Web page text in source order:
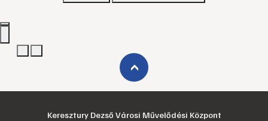
›
Keresztury Dezső Városi Művelődési Központ